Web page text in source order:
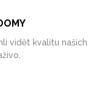
vidět kvalitu našich